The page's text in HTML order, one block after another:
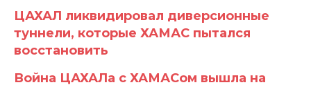
ЦАХАЛ ликвидировал диверсионные
туннели, которые ХАМАС пытался
восстановить
Война ЦАХАЛа с ХАМАСом вышла на